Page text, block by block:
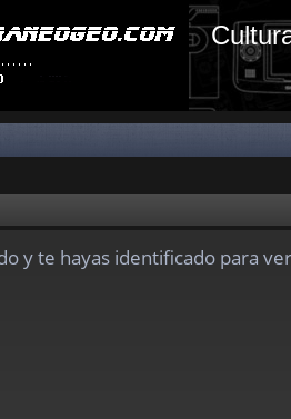
y te hayas identificado para